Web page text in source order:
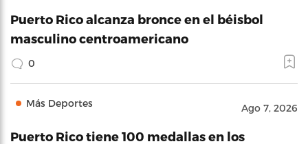
Puerto Rico alcanza bronce en el béisbol
masculino centroamericano
0
Más Deportes Ago 7, 2026
Puerto Rico tiene 100 medallas en los